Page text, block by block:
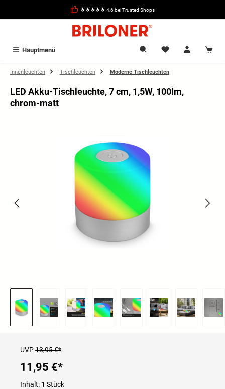
🌟🌟🌟🌟🌟 4,6 bei Trusted Shops
Hauptmenü
Innenleuchten Tischleuchten Moderne Tischleuchten
LED Akku-Tischleuchte, 7 cm, 1,5W, 100lm,
chrom-matt
UVP13,95 €*
11,95 €*
Inhalt: 1 Stück